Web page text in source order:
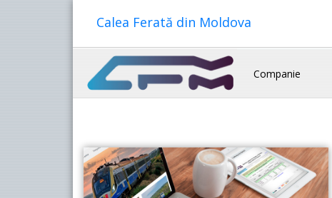
Calea Ferată din Moldova
Companie